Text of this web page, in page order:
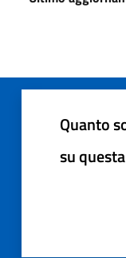
Quanto
su